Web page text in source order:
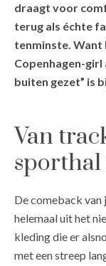
draagt voor
terug als échte
tenminste. Want
Copenhagen-girl
buiten gezet” is
Van
sporthal
De comeback
helemaal uit het
kleding die er
met een streep